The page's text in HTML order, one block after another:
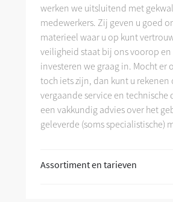
werken we uitsluitend met
medewerkers. Zij geven u goed
materieel waar u op kunt
veiligheid staat bij ons voorop en
investeren we graag in. Mocht er
toch iets zijn, dan kunt u rekenen
vergaande service en technische
een vakkundig advies over het
geleverde (soms specialistische)
Assortiment en tarieven